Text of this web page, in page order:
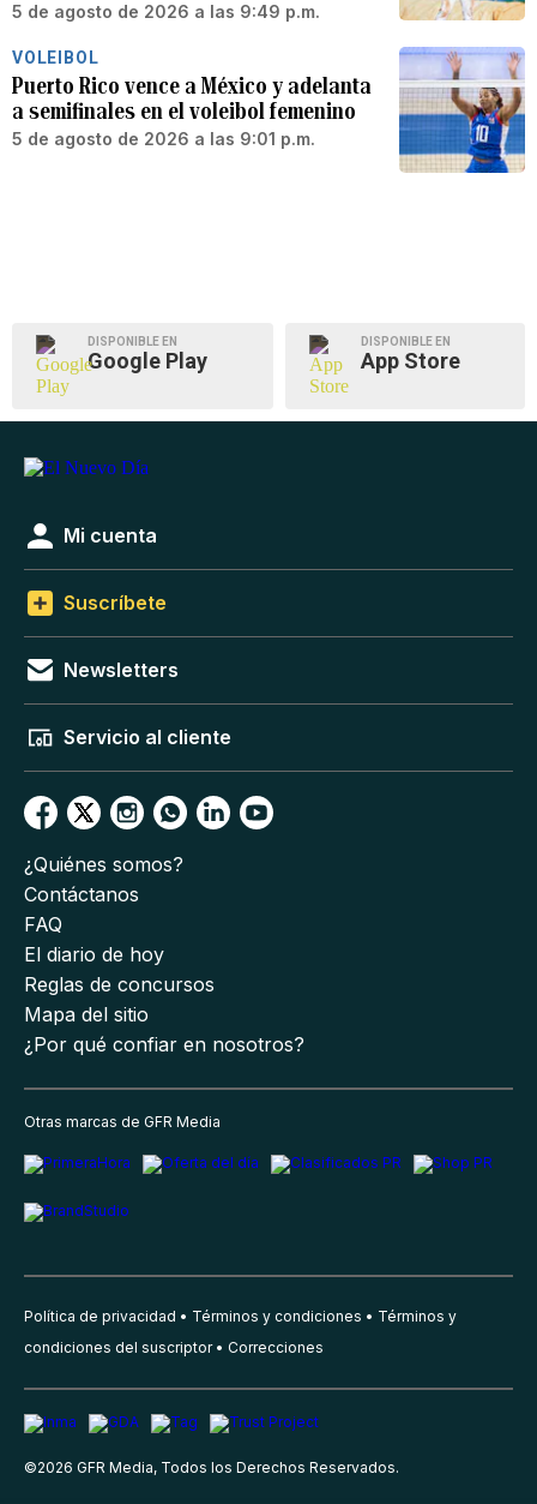
5 de agosto de 2026 a las 9:49 p.m.
VOLEIBOL
Puerto Rico vence a México y adelanta
a semifinales en el voleibol femenino
5 de agosto de 2026 a las 9:01 p.m.
DISPONIBLE EN
Google Play
DISPONIBLE EN
App Store
Mi cuenta
Suscríbete
Newsletters
Servicio al cliente
¿Quiénes somos?
Contáctanos
FAQ
El diario de hoy
Reglas de concursos
Mapa del sitio
¿Por qué confiar en nosotros?
Otras marcas de GFR Media
Política de privacidad Términos y condiciones
Términos y
condiciones del suscriptor
Correcciones
©2026 GFR Media, Todos los Derechos Reservados.